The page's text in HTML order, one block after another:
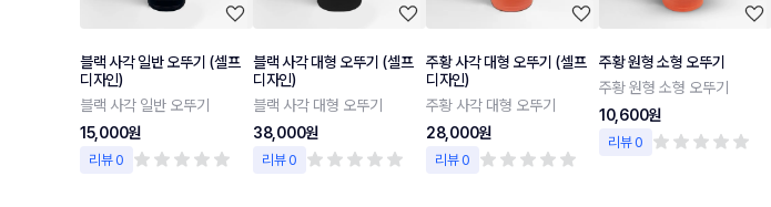
블랙 사각 일반 오뚜기 (셀프
디자인)
블랙 사각 일반 오뚜기
15,000원
리뷰 0
블랙 사각 대형 오뚜기 (셀프
디자인)
블랙 사각 대형 오뚜기
38,000원
리뷰 0
주황 사각 대형 오뚜기 (셀프
디자인)
주황 사각 대형 오뚜기
28,000원
리뷰 0
주황 원형 소형 오뚜기
주황 원형 소형 오뚜기
10,600원
리뷰 0